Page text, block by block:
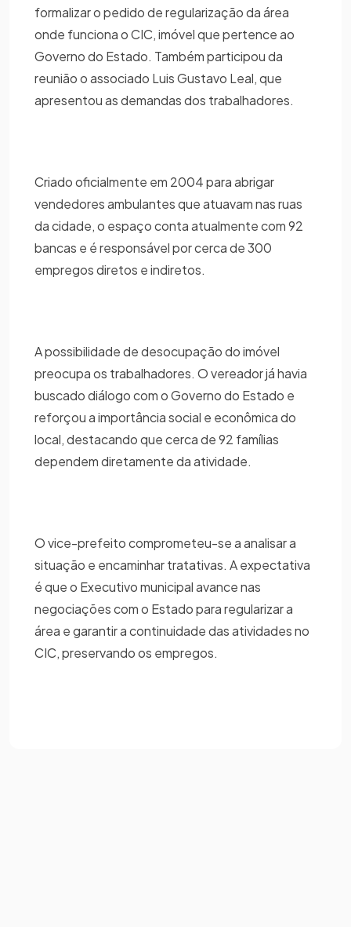
formalizar o pedido de regularização da área
onde funciona o CIC, imóvel que pertence ao
Governo do Estado. Também participou da
reunião o associado Luis Gustavo Leal, que
apresentou as demandas dos trabalhadores.
Criado oficialmente em 2004 para abrigar
vendedores ambulantes que atuavam nas ruas
da cidade, o espaço conta atualmente com 92
bancas e é responsável por cerca de 300
empregos diretos e indiretos.
A possibilidade de desocupação do imóvel
preocupa os trabalhadores. O vereador já havia
buscado diálogo com o Governo do Estado e
reforçou a importância social e econômica do
local, destacando que cerca de 92 famílias
dependem diretamente da atividade.
O vice-prefeito comprometeu-se a analisar a
situação e encaminhar tratativas. A expectativa
é que o Executivo municipal avance nas
negociações com o Estado para regularizar a
área e garantir a continuidade das atividades no
CIC, preservando os empregos.